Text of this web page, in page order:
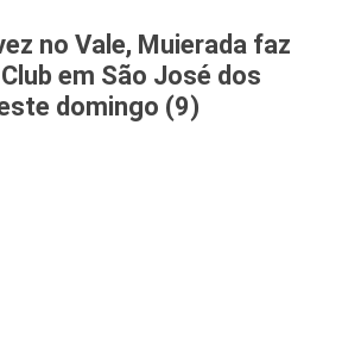
no Vale, Muierada faz
em São José dos
domingo (9)